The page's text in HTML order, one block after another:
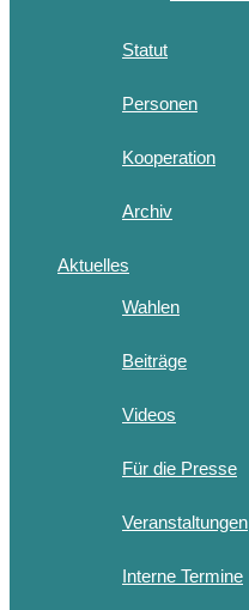
Statut
Personen
Kooperation
Archiv
Aktuelles
Wahlen
Beiträge
Videos
Für die Presse
Veranstaltungen
Interne Termine